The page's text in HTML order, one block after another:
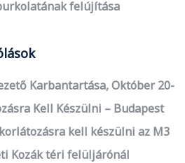
felújítása
Karbantartása, Október 20-
Kell Készülni – Budapest
kell készülni az M3
Kozák téri felüljárónál